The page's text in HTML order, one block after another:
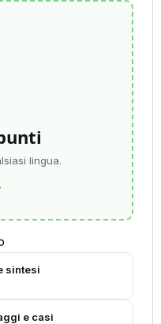
lingua.
sintesi
e casi